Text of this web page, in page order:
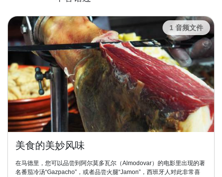
1 音频文件
美食的美妙风味
在马德里，您可以品尝到阿尔莫多瓦尔（Almodovar）的电影里出现的著
名番茄冷汤“Gazpacho”，或者品尝火腿“Jamon”，西班牙人对此非常喜